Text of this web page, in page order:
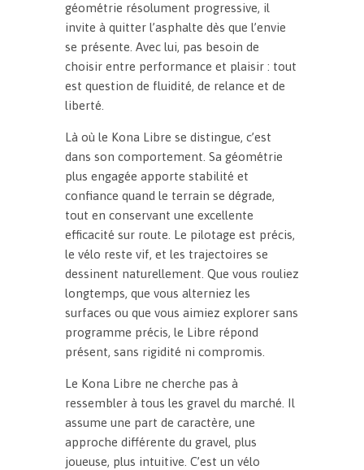
géométrie résolument progressive, il
invite à quitter l’asphalte dès que l’envie
se présente. Avec lui, pas besoin de
choisir entre performance et plaisir : tout
est question de fluidité, de relance et de
liberté.
Là où le Kona Libre se distingue, c’est
dans son comportement. Sa géométrie
plus engagée apporte stabilité et
confiance quand le terrain se dégrade,
tout en conservant une excellente
efficacité sur route. Le pilotage est précis,
le vélo reste vif, et les trajectoires se
dessinent naturellement. Que vous rouliez
longtemps, que vous alterniez les
surfaces ou que vous aimiez explorer sans
programme précis, le Libre répond
présent, sans rigidité ni compromis.
Le Kona Libre ne cherche pas à
ressembler à tous les gravel du marché. Il
assume une part de caractère, une
approche différente du gravel, plus
joueuse, plus intuitive. C’est un vélo